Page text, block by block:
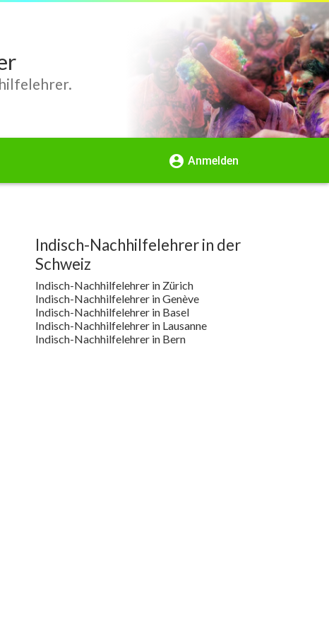
account_circle Anmelden
Indisch-Nachhilfelehrer in der
Schweiz
Indisch-Nachhilfelehrer in Zürich
Indisch-Nachhilfelehrer in Genève
Indisch-Nachhilfelehrer in Basel
Indisch-Nachhilfelehrer in Lausanne
Indisch-Nachhilfelehrer in Bern